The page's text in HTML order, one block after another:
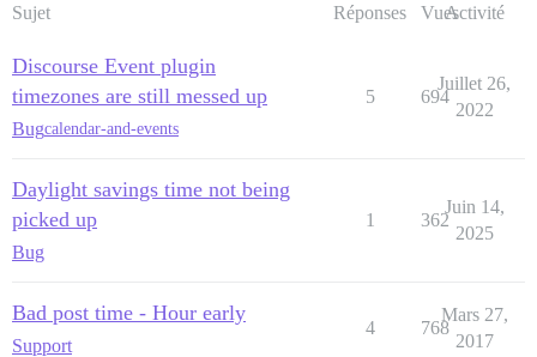
Sujet Réponses VuesActivité
Discourse Event plugin
timezones are still messed up
Bugcalendar-and-events
5 694
Juillet 26,
2022
Daylight savings time not being
picked up
Bug
1 362
Juin 14,
2025
Bad post time - Hour early
Support
4 768
Mars 27,
2017